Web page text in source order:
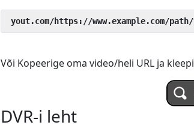
yout.com/https://www.example.com/
Või Kopeerige oma video/heli URL ja
DVR-i leht